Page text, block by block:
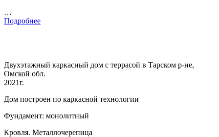
…
Подробнее
Двухэтажный каркасный дом с террасой в Тарском р-не,
Омской обл.
2021г.
Дом построен по каркасной технологии
Фундамент: монолитный
Кровля. Металлочерепица